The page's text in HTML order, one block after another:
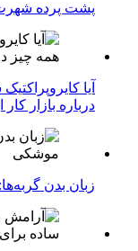
پشت پرده شهرت:
آیا
درباره بازار
زبان بدن